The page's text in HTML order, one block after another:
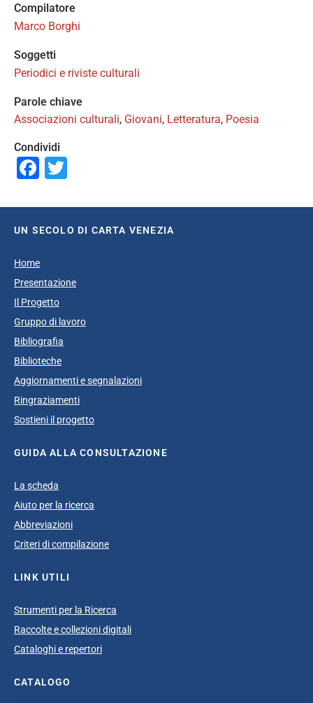
Compilatore
Marco Borghi
Soggetti
Periodici e riviste culturali
Parole chiave
Associazioni culturali, Giovani, Letteratura, Poesia
Condividi
Facebook
UN SECOLO DI CARTA VENEZIA
Home
Presentazione
Il Progetto
Gruppo di lavoro
Bibliografia
Biblioteche
Aggiornamenti e segnalazioni
Ringraziamenti
Sostieni il progetto
GUIDA ALLA CONSULTAZIONE
La scheda
Aiuto per la ricerca
Abbreviazioni
Criteri di compilazione
LINK UTILI
Strumenti per la Ricerca
Raccolte e collezioni digitali
Cataloghi e repertori
CATALOGO